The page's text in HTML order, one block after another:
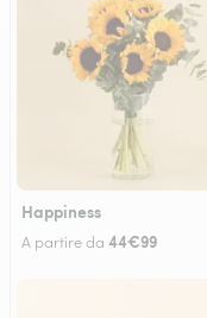
Happiness
A partire da 44€99